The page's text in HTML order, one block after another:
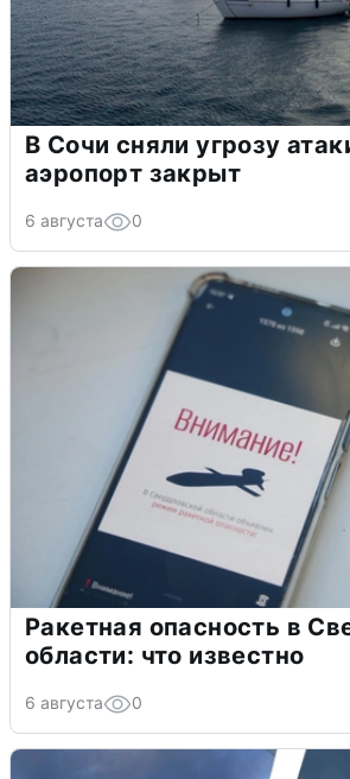
В Сочи сняли угрозу
аэропорт закрыт
6 августа 0
Ракетная опасность в
области: что известно
6 августа 0